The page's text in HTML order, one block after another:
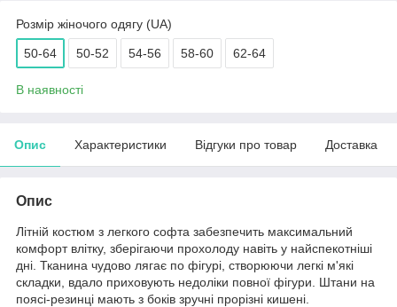
Розмір жіночого одягу (UA)
50-64 50-52 54-56 58-60 62-64
В наявності
Опис Характеристики Відгуки про товар Доставка
Опис
Літній костюм з легкого софта забезпечить максимальний
комфорт влітку, зберігаючи прохолоду навіть у найспекотніші
дні. Тканина чудово лягає по фігурі, створюючи легкі м'які
складки, вдало приховують недоліки повної фігури. Штани на
поясі-резинці мають з боків зручні прорізні кишені.